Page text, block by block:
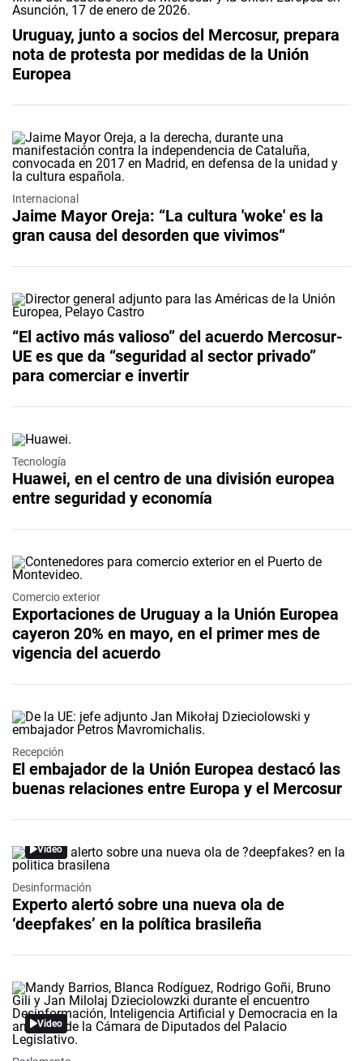
Uruguay, junto a socios del Mercosur, prepara
nota de protesta por medidas de la Unión
Europea
Internacional
Jaime Mayor Oreja: “La cultura 'woke' es la
gran causa del desorden que vivimos“
“El activo más valioso” del acuerdo Mercosur-
UE es que da “seguridad al sector privado”
para comerciar e invertir
Tecnología
Huawei, en el centro de una división europea
entre seguridad y economía
Comercio exterior
Exportaciones de Uruguay a la Unión Europea
cayeron 20% en mayo, en el primer mes de
vigencia del acuerdo
Recepción
El embajador de la Unión Europea destacó las
buenas relaciones entre Europa y el Mercosur
Video
Desinformación
Experto alertó sobre una nueva ola de
‘deepfakes’ en la política brasileña
Video